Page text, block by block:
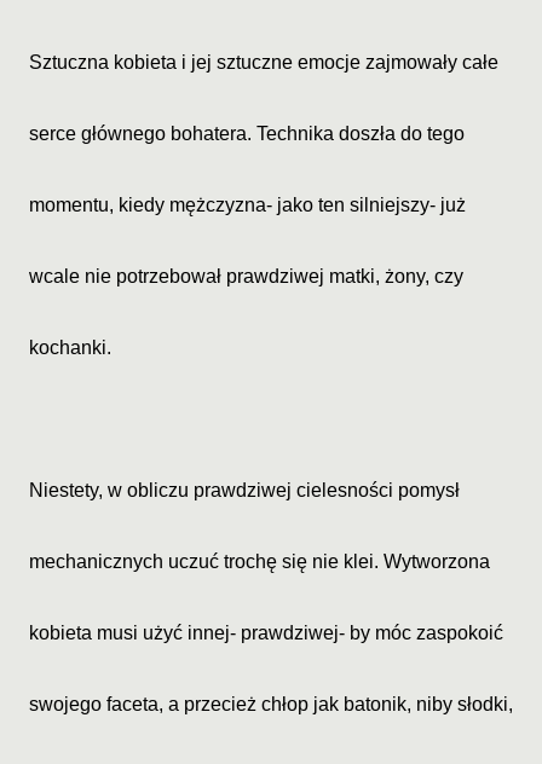
Sztuczna kobieta i jej sztuczne emocje zajmowały całe
serce głównego bohatera. Technika doszła do tego
momentu, kiedy mężczyzna- jako ten silniejszy- już
wcale nie potrzebował prawdziwej matki, żony, czy
kochanki.
Niestety, w obliczu prawdziwej cielesności pomysł
mechanicznych uczuć trochę się nie klei. Wytworzona
kobieta musi użyć innej- prawdziwej- by móc zaspokoić
swojego faceta, a przecież chłop jak batonik, niby słodki,